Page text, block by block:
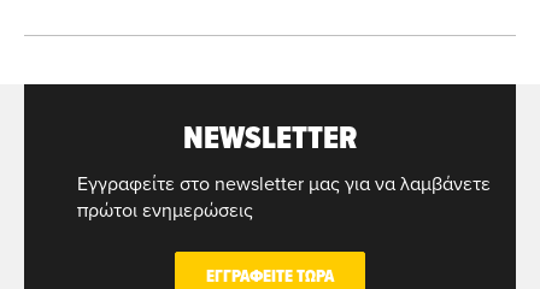
NEWSLETTER
Εγγραφείτε στο newsletter μας για να λαμβάνετε
πρώτοι ενημερώσεις
ΕΓΓΡΑΦΕΙΤΕ ΤΩΡΑ